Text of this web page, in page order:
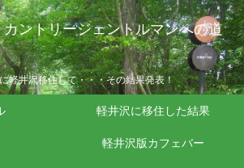
ントリージェントルマンへの道
軽井沢移住して・・・その結果発表！
軽井沢に移住した結果
軽井沢版カフェバー